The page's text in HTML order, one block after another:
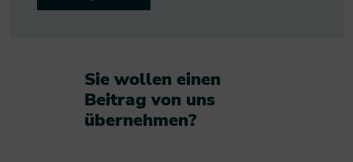
Sie wollen einen
Beitrag von uns
übernehmen?​